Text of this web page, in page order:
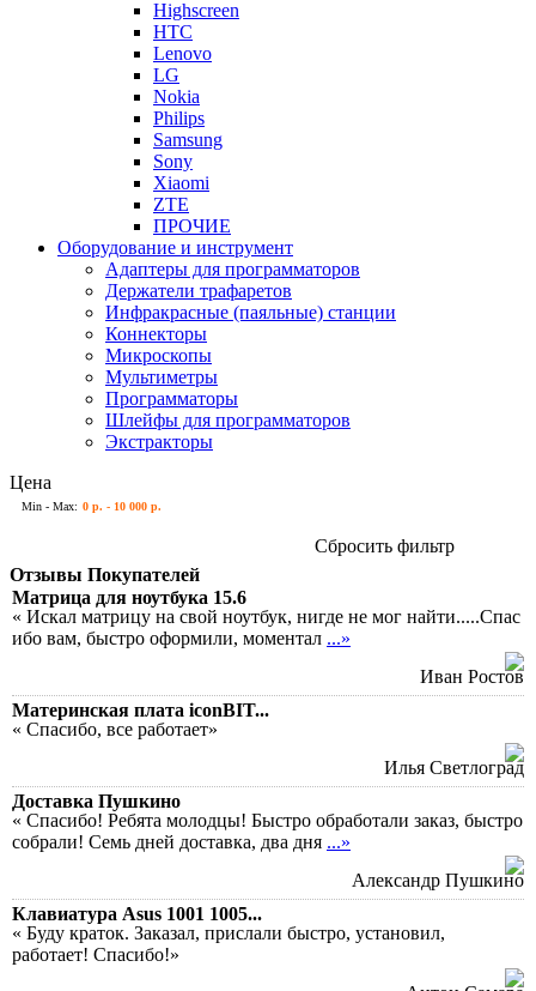
Highscreen
HTC
Lenovo
LG
Nokia
Philips
Samsung
Sony
Xiaomi
ZTE
ПРОЧИЕ
Оборудование и инструмент
Адаптеры для программаторов
Держатели трафаретов
Инфракрасные (паяльные) станции
Коннекторы
Микроскопы
Мультиметры
Программаторы
Шлейфы для программаторов
Экстракторы
Цена
Min - Max: 0 р. - 10 000 р.
Сбросить фильтр
Отзывы Покупателей
Матрица для ноутбука 15.6
« Искал матрицу на свой ноутбук, нигде не мог найти.....Спас
ибо вам, быстро оформили, моментал ...»
Иван Ростов
Материнская плата iconBIT...
« Спасибо, все работает»
Илья Светлоград
Доставка Пушкино
« Спасибо! Ребята молодцы! Быстро обработали заказ, быстро
собрали! Семь дней доставка, два дня ...»
Александр Пушкино
Клавиатура Asus 1001 1005...
« Буду краток. Заказал, прислали быстро, установил,
работает! Спасибо!»